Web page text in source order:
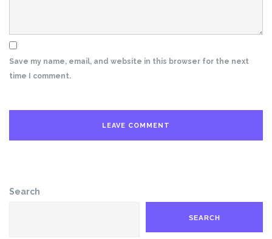
Save my name, email, and website in this browser for the next
time I comment.
Search
SEARCH